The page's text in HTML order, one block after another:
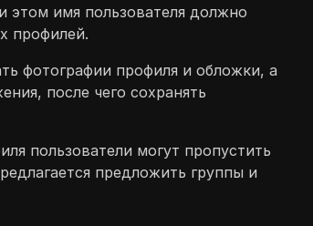
этом имя пользователя должно
профилей.
фотографии профиля и обложки, а
после чего сохранять
пользователи могут пропустить
предложить группы и